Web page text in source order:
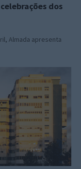
dos
Almada apresenta